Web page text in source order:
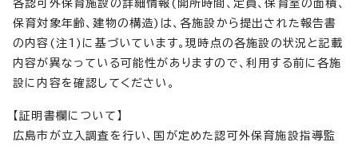
各認可外保育施設の詳細情報(開所時間、定員、保育室の面積、
保育対象年齢、建物の構造)は、各施設から提出された報告書
の内容(注1)に基づいています。現時点の各施設の状況と記載
内容が異なっている可能性がありますので、利用する前に各施
設に内容を確認してください。
【証明書欄について】
広島市が立入調査を行い、国が定めた認可外保育施設指導監